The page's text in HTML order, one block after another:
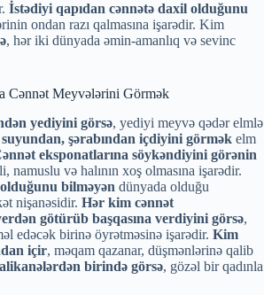
İstədiyi qapıdan cənnətə daxil olduğunu
ondan razı qalmasına işarədir. Kim
, hər iki dünyada əmin-amanlıq və sevinc
Cənnət Meyvələrini Görmək
yediyini görsə, yediyi meyvə qədər elmlə
şərabından içdiyini görmək elm
eksponatlarına söykəndiyini görənin
namuslu və halının xoş olmasına işarədir.
bilməyən dünyada olduğu
nişanəsidir. Hər kim cənnət
götürüb başqasına verdiyini görsə,
edəcək birinə öyrətməsinə işarədir. Kim
içir, məqam qazanar, düşmənlərinə qalib
birində görsə, gözəl bir qadınla